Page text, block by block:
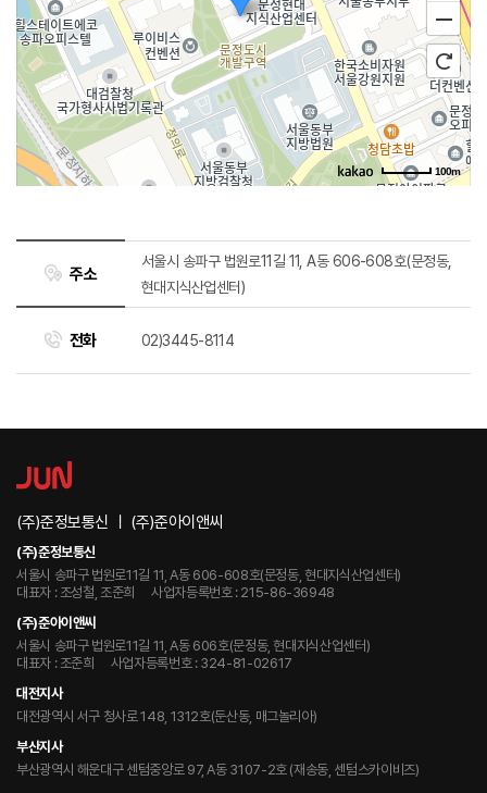
100m
주소
서울시 송파구 법원로11길 11, A동 606-608호(문정동,
현대지식산업센터)
전화 02)3445-8114
주소
1723 QUEENS CROSSING DR SAN JOSE, CA
(주)준정보통신 ㅣ (주)준아이앤씨
(주)준정보통신
서울시 송파구 법원로11길 11, A동 606-608호(문정동, 현대지식산업센터)
대표자 : 조성철, 조준희
사업자등록번호 : 215-86-36948
(주)준아이앤씨
서울시 송파구 법원로11길 11, A동 606호(문정동, 현대지식산업센터)
대표자 : 조준희
사업자등록번호 : 324-81-02617
대전지사
대전광역시 서구 청사로 148, 1312호(둔산동, 매그놀리아)
부산지사
부산광역시 해운대구 센텀중앙로 97, A동 3107-2호 (재송동, 센텀스카이비즈)